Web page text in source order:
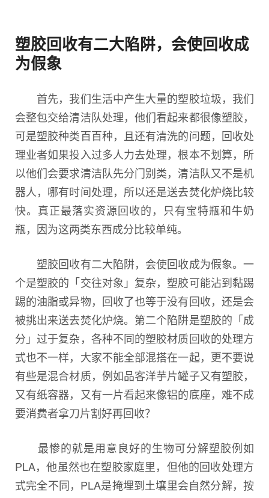
塑胶回收有二大陷阱，会使回收成
为假象
首先，我们生活中产生大量的塑胶垃圾，我们
会整包交给清洁队处理，他们看起来都很像塑胶，
可是塑胶种类百百种，且还有清洗的问题，回收处
理业者如果投入过多人力去处理，根本不划算，所
以他们会要求清洁队先分门别类，清洁队又不是机
器人，哪有时间处理，所以还是送去焚化炉烧比较
快。真正最落实资源回收的，只有宝特瓶和牛奶
瓶，因为这两类东西成分比较单纯。
塑胶回收有二大陷阱，会使回收成为假象。一
个是塑胶的「交往对象」复杂，塑胶可能沾到黏踢
踢的油脂或异物，回收了也等于没有回收，还是会
被挑出来送去焚化炉烧。第二个陷阱是塑胶的「成
分」过于复杂，各种不同的塑胶材质回收的处理方
式也不一样，大家不能全部混搭在一起，更不要说
有些是混合材质，例如品客洋芋片罐子又有塑胶，
又有纸容器，又有一片看起来像铝的底座，难不成
要消费者拿刀片割好再回收？
最惨的就是用意良好的生物可分解塑胶例如
PLA，他虽然也在塑胶家庭里，但他的回收处理方
式完全不同，PLA是掩埋到土壤里会自然分解，按